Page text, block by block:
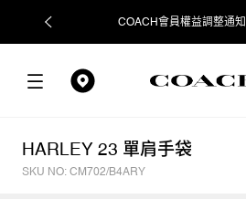
COACH會員權益調整通知
HARLEY 23 單肩手袋
SKU NO: CM702/B4ARY